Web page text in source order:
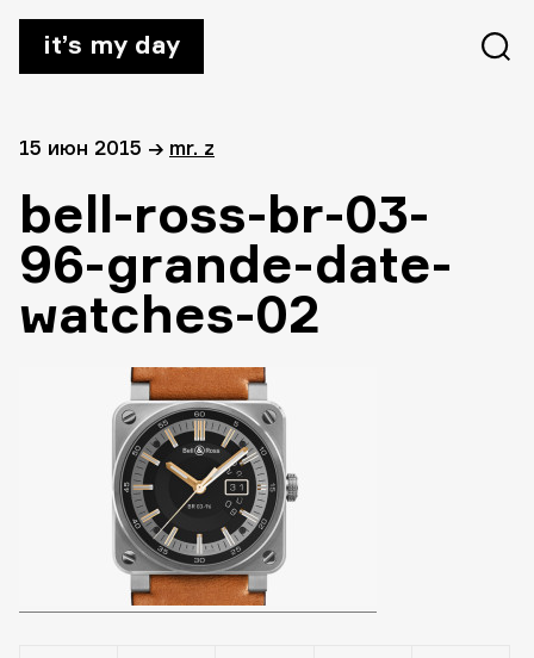
it’s my day
15 июн 2015 → mr. z
bell-ross-br-03-
96-grande-date-
watches-02